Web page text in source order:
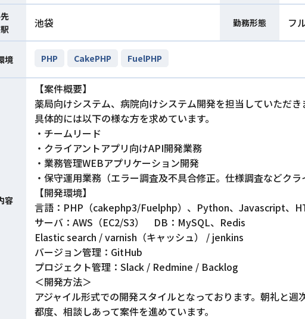
池袋 勤務形態 フ
境 PHP CakePHP FuelPHP
容
【案件概要】
薬局向けシステム、病院向けシステム開発を担当していただき
具体的には以下の様な方を求めています。
・チームリード
・クライアントアプリ向けAPI開発業務
・業務管理WEBアプリケーション開発
・保守運用業務（エラー調査及不具合修正。仕様調査などクラ
【開発環境】
言語：PHP（cakephp3/Fuelphp）、Python、Javascript、
サーバ：AWS（EC2/S3） DB：MySQL、Redis
Elastic search / varnish（キャッシュ） / jenkins
バージョン管理：GitHub
プロジェクト管理：Slack / Redmine / Backlog
＜開発方法＞
アジャイル形式での開発スタイルとなっております。朝礼と週
都度、相談しあって案件を進めています。